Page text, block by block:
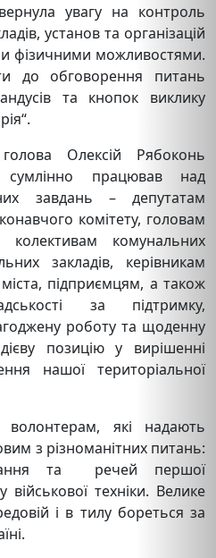
увагу на контроль
установ та організацій
фізичними можливостями.
до обговорення питань
та кнопок виклику
Олексій Рябоконь
працював над
завдань – депутатам
комітету, головам
колективам комунальних
закладів, керівникам
підприємцям, а також
за підтримку,
роботу та щоденну
позицію у вирішенні
нашої територіальної
які надають
з різноманітних питань:
та речей першої
військової техніки. Велике
і в тилу бореться за